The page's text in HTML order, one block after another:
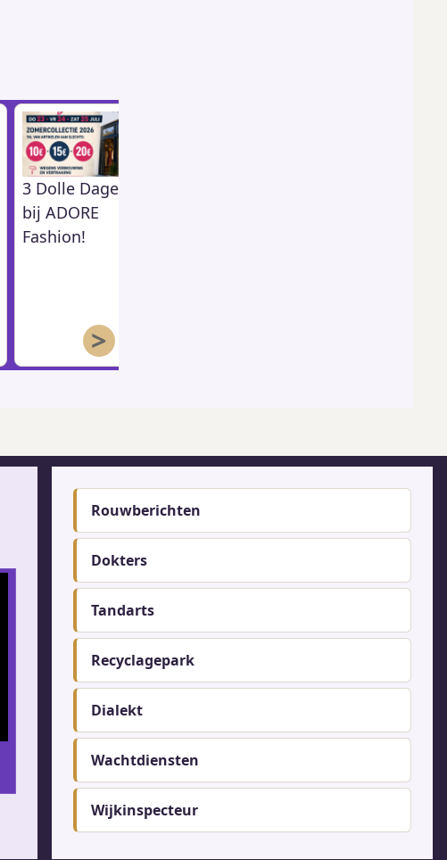
3 Dolle Dagen
bij ADORE
Fashion!
>
Footer-
menu
Rouwberichten
Dokters
Tandarts
Recyclagepark
Dialekt
Wachtdiensten
Wijkinspecteur